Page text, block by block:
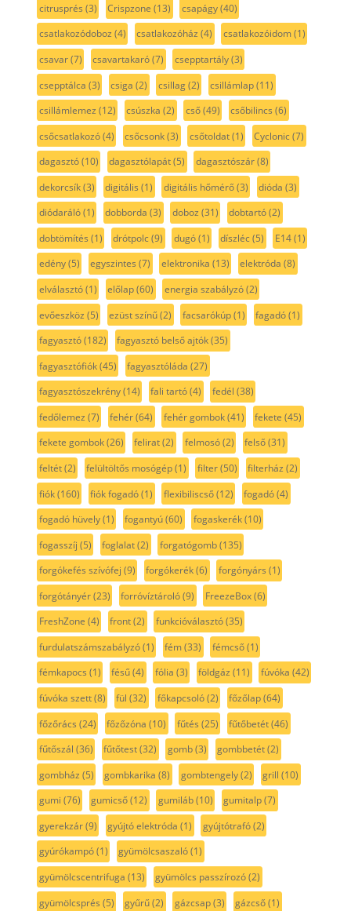
citrusprés (3) Crispzone (13) csapágy(40)
csatlakozódoboz (4) csatlakozóház (4) csatlakozóidom(1)
csavar(7) csavartakaró(7) csepptartály(3)
csepptálca (3) csiga (2) csillag(2) csillámlap(11)
csillámlemez (12) csúszka (2) cső(49) csőbilincs (6)
csőcsatlakozó(4) csőcsonk(3) csőtoldat(1) Cyclonic(7)
dagasztó(10) dagasztólapát(5) dagasztószár(8)
dekorcsík(3) digitális (1) digitális hőmérő(3) dióda (3)
diódaráló(1) dobborda (3) doboz (31) dobtartó(2)
dobtömítés (1) drótpolc(9) dugó(1) díszléc(5) E14(1)
edény(5) egyszintes (7) elektronika (13) elektróda (8)
elválasztó(1) előlap(60) energia szabályzó(2)
evőeszköz (5) ezüst színű(2) facsarókúp(1) fagadó(1)
fagyasztó(182) fagyasztó belső ajtók(35)
fagyasztófiók(45) fagyasztóláda (27)
fagyasztószekrény(14) fali tartó(4) fedél (38)
fedőlemez (7) fehér(64) fehér gombok(41) fekete (45)
fekete gombok(26) felirat(2) felmosó(2) felső(31)
feltét(2) felültöltős mosógép(1) filter(50) filterház (2)
fiók(160) fiók fogadó(1) flexibiliscső(12) fogadó(4)
fogadó hüvely(1) fogantyú(60) fogaskerék(10)
fogasszíj (5) foglalat(2) forgatógomb(135)
forgókefés szívófej (9) forgókerék(6) forgónyárs (1)
forgótányér(23) forróvíztároló(9) FreezeBox(6)
FreshZone (4) front(2) funkcióválasztó(35)
furdulatszámszabályzó(1) fém(33) fémcső(1)
fémkapocs (1) fésű(4) fólia (3) földgáz (11) fúvóka (42)
fúvóka szett(8) fül (32) főkapcsoló(2) főzőlap(64)
főzőrács (24) főzőzóna (10) fűtés (25) fűtőbetét(46)
fűtőszál (36) fűtőtest(32) gomb(3) gombbetét(2)
gombház (5) gombkarika (8) gombtengely(2) grill (10)
gumi (76) gumicső(12) gumiláb(10) gumitalp(7)
gyerekzár(9) gyújtó elektróda (1) gyújtótrafó(2)
gyúrókampó(1) gyümölcsaszaló(1)
gyümölcscentrifuga (13) gyümölcs passzírozó(2)
gyümölcsprés (5) gyűrű(2) gázcsap(3) gázcső(1)